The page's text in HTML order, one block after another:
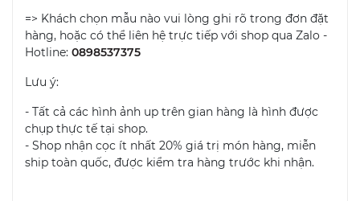
=> Khách chọn mẫu nào vui lòng ghi rõ trong đơn đặt
hàng, hoặc có thể liên hệ trực tiếp với shop qua Zalo -
Hotline: 0898537375
Lưu ý:
- Tất cả các hình ảnh up trên gian hàng là hình được
chụp thực tế tại shop.
- Shop nhận cọc ít nhất 20% giá trị món hàng, miễn
ship toàn quốc, được kiểm tra hàng trước khi nhận.